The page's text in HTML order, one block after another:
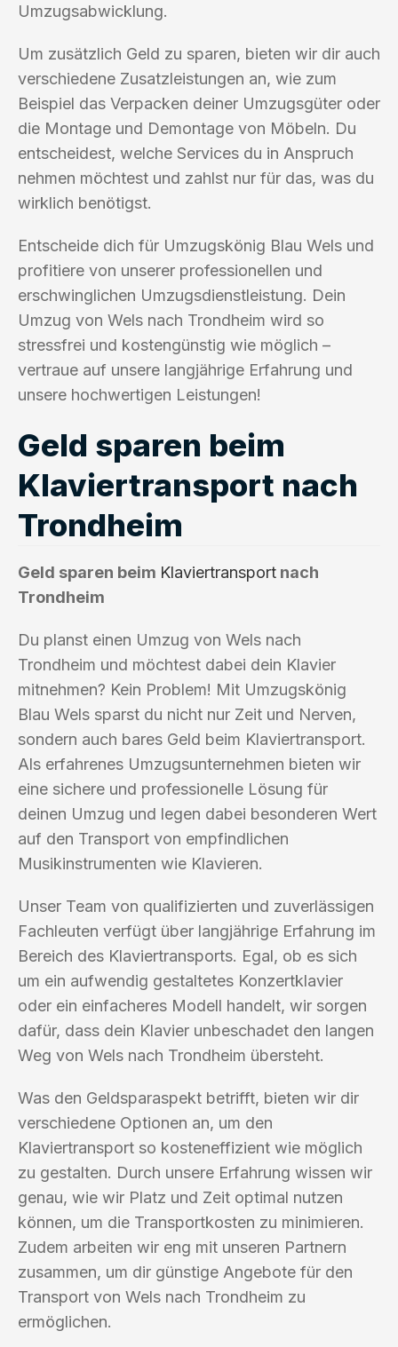
Umzugsabwicklung.
Um zusätzlich Geld zu sparen, bieten wir dir auch
verschiedene Zusatzleistungen an, wie zum
Beispiel das Verpacken deiner Umzugsgüter oder
die Montage und Demontage von Möbeln. Du
entscheidest, welche Services du in Anspruch
nehmen möchtest und zahlst nur für das, was du
wirklich benötigst.
Entscheide dich für Umzugskönig Blau Wels und
profitiere von unserer professionellen und
erschwinglichen Umzugsdienstleistung. Dein
Umzug von Wels nach Trondheim wird so
stressfrei und kostengünstig wie möglich –
vertraue auf unsere langjährige Erfahrung und
unsere hochwertigen Leistungen!
Geld sparen beim
Klaviertransport nach
Trondheim
Geld sparen beim Klaviertransport nach
Trondheim
Du planst einen Umzug von Wels nach
Trondheim und möchtest dabei dein Klavier
mitnehmen? Kein Problem! Mit Umzugskönig
Blau Wels sparst du nicht nur Zeit und Nerven,
sondern auch bares Geld beim Klaviertransport.
Als erfahrenes Umzugsunternehmen bieten wir
eine sichere und professionelle Lösung für
deinen Umzug und legen dabei besonderen Wert
auf den Transport von empfindlichen
Musikinstrumenten wie Klavieren.
Unser Team von qualifizierten und zuverlässigen
Fachleuten verfügt über langjährige Erfahrung im
Bereich des Klaviertransports. Egal, ob es sich
um ein aufwendig gestaltetes Konzertklavier
oder ein einfacheres Modell handelt, wir sorgen
dafür, dass dein Klavier unbeschadet den langen
Weg von Wels nach Trondheim übersteht.
Was den Geldsparaspekt betrifft, bieten wir dir
verschiedene Optionen an, um den
Klaviertransport so kosteneffizient wie möglich
zu gestalten. Durch unsere Erfahrung wissen wir
genau, wie wir Platz und Zeit optimal nutzen
können, um die Transportkosten zu minimieren.
Zudem arbeiten wir eng mit unseren Partnern
zusammen, um dir günstige Angebote für den
Transport von Wels nach Trondheim zu
ermöglichen.